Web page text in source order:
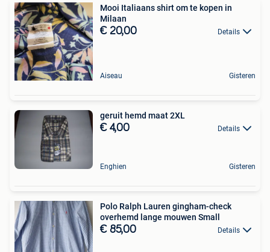
Mooi Italiaans shirt om te kopen in
Milaan
€ 20,00 Details
Aiseau Gisteren
geruit hemd maat 2XL
€ 4,00 Details
Enghien Gisteren
Polo Ralph Lauren gingham-check
overhemd lange mouwen Small
€ 85,00 Details